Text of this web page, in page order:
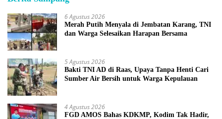
6 Agustus 2026
Merah Putih Menyala di Jembatan Karang, TNI
dan Warga Selesaikan Harapan Bersama
5 Agustus 2026
Bakti TNI AD di Raas, Upaya Tanpa Henti Cari
Sumber Air Bersih untuk Warga Kepulauan
4 Agustus 2026
FGD AMOS Bahas KDKMP, Kodim Tak Hadir,